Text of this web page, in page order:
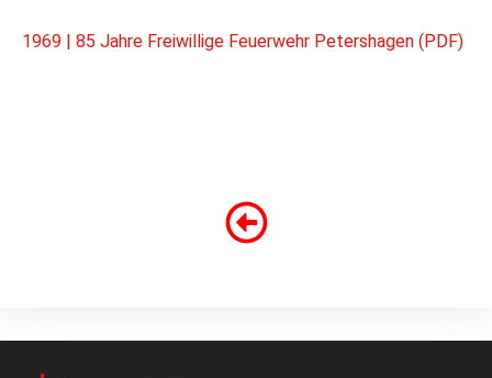
1969 | 85 Jahre Freiwillige Feuerwehr Petershagen (PDF)